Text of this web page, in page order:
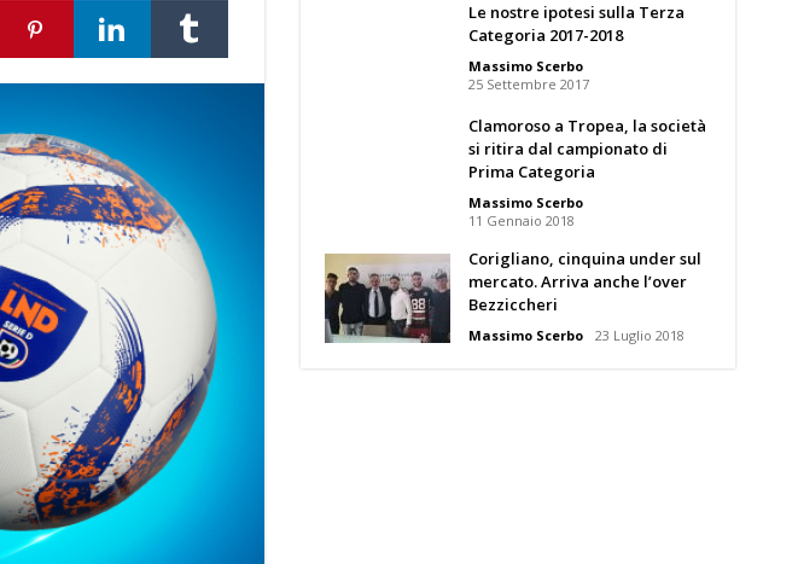
Le nostre ipotesi sulla Terza
Categoria 2017-2018
Massimo Scerbo
25 Settembre 2017
Clamoroso a Tropea, la società
si ritira dal campionato di
Prima Categoria
Massimo Scerbo
11 Gennaio 2018
Corigliano, cinquina under sul
mercato. Arriva anche l’over
Bezziccheri
Massimo Scerbo 23 Luglio 2018